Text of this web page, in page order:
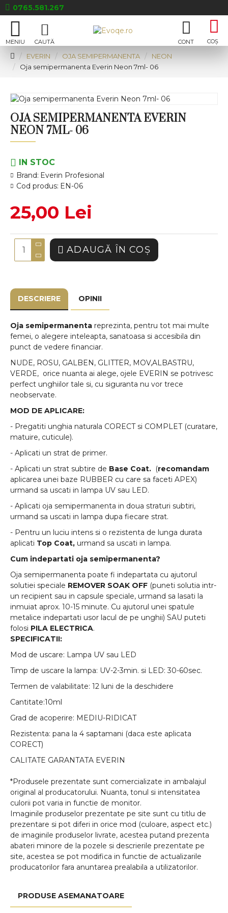
0765.581.267
EVERIN OJA SEMIPERMANENTA
NEON
Oja semipermanenta Everin Neon 7ml- 06
OJA SEMIPERMANENTA EVERIN
NEON 7ML- 06
IN STOC
Brand: Everin Profesional
Cod produs: EN-06
25,00 Lei
ADAUGĂ ÎN COŞ
DESCRIERE OPINII
Oja semipermanenta reprezinta, pentru tot mai multe
femei, o alegere inteleapta, sanatoasa si accesibila din
punct de vedere financiar.
NUDE, ROSU, GALBEN, GLITTER, MOV,ALBASTRU,
VERDE, orice nuanta ai alege, ojele EVERIN se potrivesc
perfect unghiilor tale si, cu siguranta nu vor trece
neobservate.
MOD DE APLICARE:
- Pregatiti unghia naturala CORECT si COMPLET (curatare,
matuire, cuticule).
- Aplicati un strat de primer.
- Aplicati un strat subtire de Base Coat. (recomandam
aplicarea unei baze RUBBER cu care sa faceti APEX)
urmand sa uscati in lampa UV sau LED.
- Aplicati oja semipermanenta in doua straturi subtiri,
urmand sa uscati in lampa dupa fiecare strat.
- Pentru un luciu intens si o rezistenta de lunga durata
aplicati Top Coat, urmand sa uscati in lampa.
Cum indepartati oja semipermanenta?
Oja semipermanenta poate fi indepartata cu ajutorul
solutiei speciale REMOVER SOAK OFF (puneti solutia intr-
un recipient sau in capsule speciale, urmand sa lasati la
inmuiat aprox. 10-15 minute. Cu ajutorul unei spatule
metalice indepartati usor lacul de pe unghii) SAU puteti
folosi PILA ELECTRICA.
SPECIFICATII:
Mod de uscare: Lampa UV sau LED
Timp de uscare la lampa: UV-2-3min. si LED: 30-60sec.
Termen de valabilitate: 12 luni de la deschidere
Cantitate:10ml
Grad de acoperire: MEDIU-RIDICAT
Rezistenta: pana la 4 saptamani (daca este aplicata
CORECT)
CALITATE GARANTATA EVERIN
*Produsele prezentate sunt comercializate in ambalajul
original al producatorului. Nuanta, tonul si intensitatea
culorii pot varia in functie de monitor.
Imaginile produselor prezentate pe site sunt cu titlu de
prezentare si pot diferi in orice mod (culoare, aspect etc.)
de imaginile produselor livrate, acestea putand prezenta
abateri minore de la pozele si descrierile prezentate pe
site, acestea se pot modifica in functie de actualizarile
producatorilor fara anuntarea prealabila a utilizatorilor.
PRODUSE ASEMANATOARE